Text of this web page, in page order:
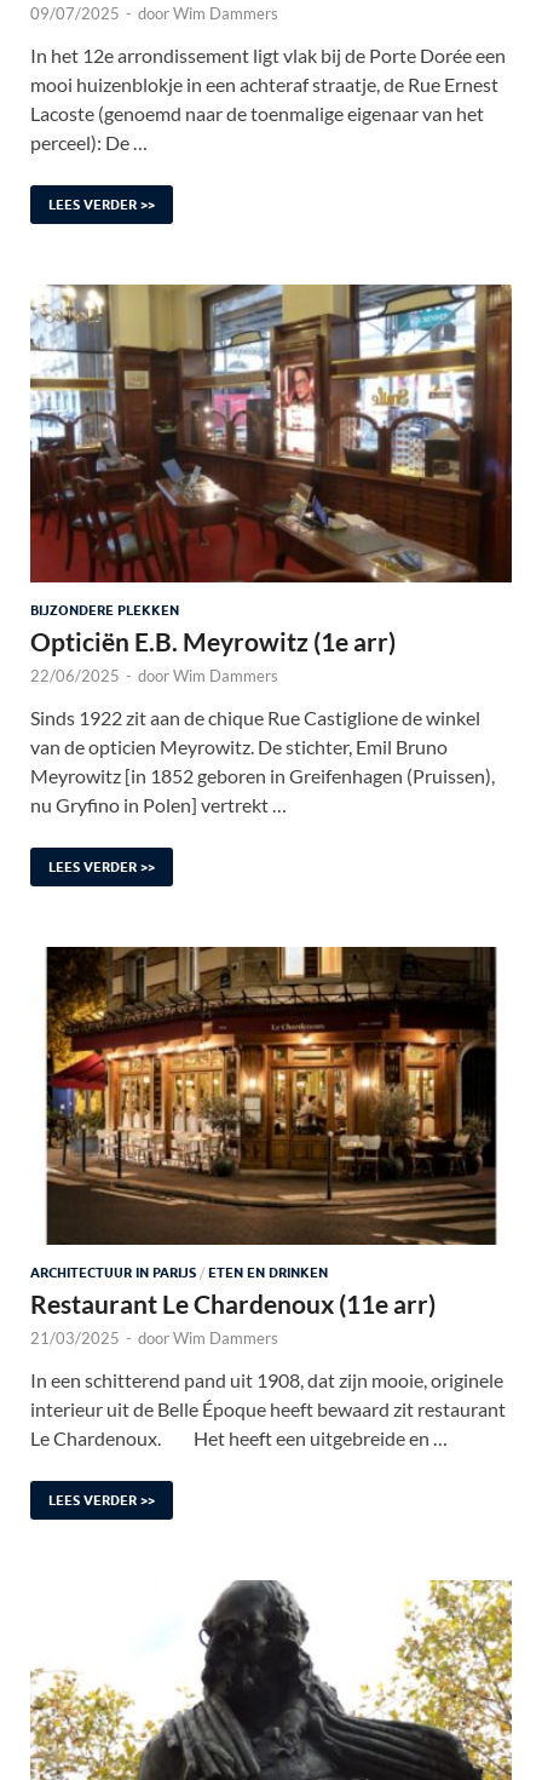
09/07/2025 - doorWim Dammers
In het 12e arrondissement ligt vlak bij de Porte Dorée een
mooi huizenblokje in een achteraf straatje, de Rue Ernest
Lacoste (genoemd naar de toenmalige eigenaar van het
perceel): De …
LEES VERDER >>
BIJZONDERE PLEKKEN
Opticiën E.B. Meyrowitz (1e arr)
22/06/2025 - doorWim Dammers
Sinds 1922 zit aan de chique Rue Castiglione de winkel
van de opticien Meyrowitz. De stichter, Emil Bruno
Meyrowitz [in 1852 geboren in Greifenhagen (Pruissen),
nu Gryfino in Polen] vertrekt …
LEES VERDER >>
ARCHITECTUUR IN PARIJS / ETEN EN DRINKEN
Restaurant Le Chardenoux (11e arr)
21/03/2025 - doorWim Dammers
In een schitterend pand uit 1908, dat zijn mooie, originele
interieur uit de Belle Époque heeft bewaard zit restaurant
Le Chardenoux. Het heeft een uitgebreide en …
LEES VERDER >>